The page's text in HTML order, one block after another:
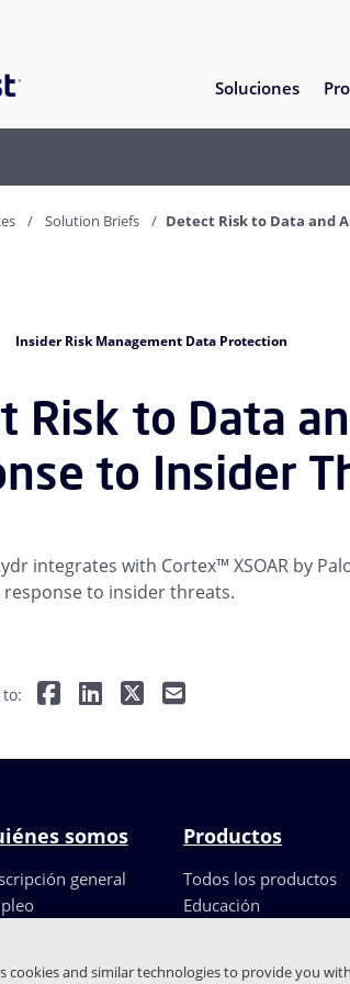
Soluciones
Solution Briefs Detect Risk to Data and
Insider Risk Management Data Protection
Risk to Data
to Insider
integrates with Cortex™ XSOAR by
to insider threats.
somos
general
Productos
Todos los productos
Educación
cookies and similar technologies to provide you